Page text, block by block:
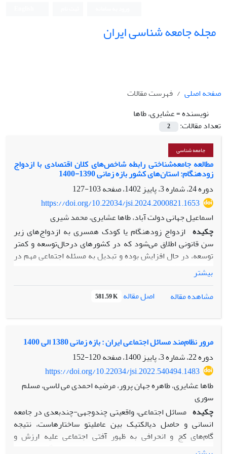
مجله جامعه شناسی ایران
صفحه اصلی
فهرست مقالات
نویسنده =عشایری، طاها
تعداد مقالات:
2
جامعه شناسی
مطالعه جامعه‌شناختی رابطه شاخص‌های کلان اقتصادی با ازدواج
زودهنگام: استان‌های کشور بازه زمانی 1390-1400
دوره 24، شماره 3، پاییز 1402، صفحه
103-127
https://doi.org/10.22034/jsi.2024.2000821.1653
اسماعیل جهانی دولت آباد، طاها عشایری، محمد شیری
چکیده ازدواج زودهنگام یا کودک همسری به ازدواج‌های زیر
سن قانونی اطلاق می‌شود که در کشورهای درحال‌توسعه و کمتر
توسعه، در حال افزایش بوده و تبدیل به مسئله اجتماعی مهم در
حوزه جامعه‌شناسی خانواده شده است. این مسئله در استان‌های
نموده است، بر این اساس هدف اصلی پژوهش حاضر بررسی تأثیر
زودهنگام است. روش اجرای پژوهش؛ از نوع اسنادی با تکیه‌بر
می‌باشد. واحد تحلیل؛ استان‌های کشور و ابزار تحلیل داده؛
موردبررسی قرارگرفته است. نتایج آزمون پیرسون نشان می‌دهد
که استان‌های دارای نرخ بیکاری (366/0 r= و ضریب جینی (363/0
r=) بالاتر؛ بیشترین میزان ازدواجِ زودهنگام را داشته است.
همچنین، نتایج مدل رگرسیونی حاکی از این است که متغیرهای
اقتصادی شاملِ ضریب جینی 334/0=B، نرخ بیکاری 213/0=B،
تغییرات نرخ تورم 297/0=B و تغییرات ضریب جینی 282/0=B) به
ترتیب تأثیر معنی‌داری بر میزان ازدواج زودهنگام در استان‌های
بیشتر
مشاهده مقاله
اصل مقاله 581.59 K
مرور نظام‌مند مسائل اجتماعی ایران : بازه زمانی 1380 الی 1400
دوره 22، شماره 3، پاییز 1400، صفحه
120-152
https://doi.org/10.22034/jsi.2022.540494.1483
طاها عشایری، طاهره جهان پرور، مرضیه احمدی می لاسی، مسلم
سوری
چکیده مسائل اجتماعی، واقعیتی چندوجهی-چندبعدی در جامعه
انسانی و حاصل دیالکتیک بین عاملیتو ساختارهاست، نتیجه
گام‌های کج و انحرافی به ظهور آفتی اجتماعی علیه ارزش و
هنجارهای انسانی شده است. جامعه ایرانی نیز گونه‌هایی از